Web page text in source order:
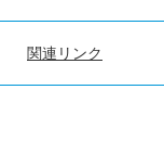
関連リンク